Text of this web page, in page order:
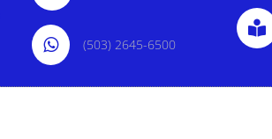
 (503) 2645-6500
